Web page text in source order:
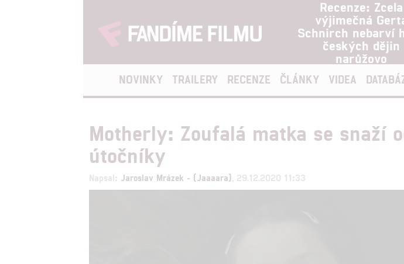
Recenze: Zcela
výjimečná
Schnirch nebarví
českých dějin
narůžovo
NOVINKY TRAILERY RECENZE ČLÁNKY VIDEA
Motherly: Zoufalá matka se snaží
útočníky
Napsal: Jaroslav Mrázek - (Jaaaara) , 29.12.2020 11:33